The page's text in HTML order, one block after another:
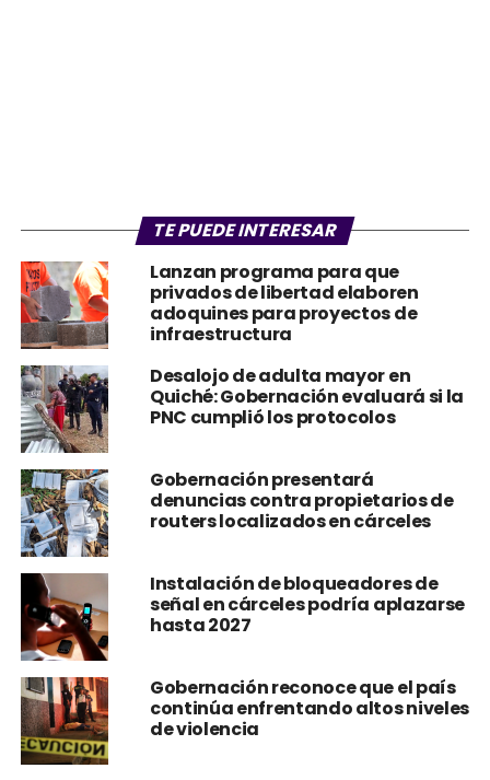
TE PUEDE INTERESAR
Lanzan programa para que
privados de libertad elaboren
adoquines para proyectos de
infraestructura
Desalojo de adulta mayor en
Quiché: Gobernación evaluará si la
PNC cumplió los protocolos
Gobernación presentará
denuncias contra propietarios de
routers localizados en cárceles
Instalación de bloqueadores de
señal en cárceles podría aplazarse
hasta 2027
Gobernación reconoce que el país
continúa enfrentando altos niveles
de violencia